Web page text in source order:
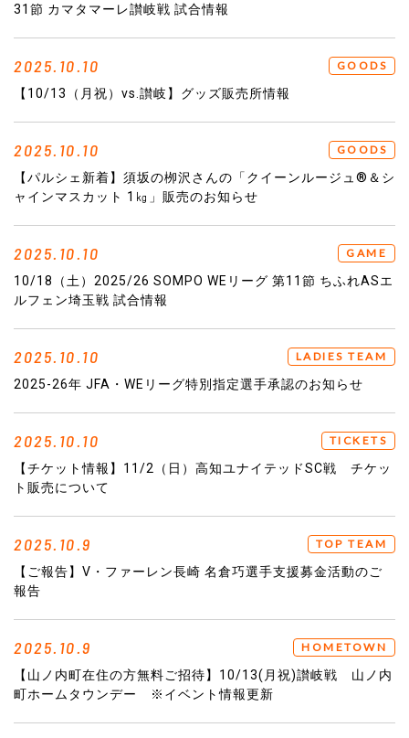
31節 カマタマーレ讃岐戦 試合情報
2025.10.10 GOODS
【10/13（月祝）vs.讃岐】グッズ販売所情報
2025.10.10 GOODS
【パルシェ新着】須坂の栁沢さんの「クイーンルージュ®＆シ
ャインマスカット 1㎏」販売のお知らせ
2025.10.10 GAME
10/18（土）2025/26 SOMPO WEリーグ 第11節 ちふれASエ
ルフェン埼玉戦 試合情報
2025.10.10 LADIES TEAM
2025-26年 JFA・WEリーグ特別指定選手承認のお知らせ
2025.10.10 TICKETS
【チケット情報】11/2（日）高知ユナイテッドSC戦 チケッ
ト販売について
2025.10.9 TOP TEAM
【ご報告】V・ファーレン長崎 名倉巧選手支援募金活動のご
報告
2025.10.9 HOMETOWN
【山ノ内町在住の方無料ご招待】10/13(月祝)讃岐戦 山ノ内
町ホームタウンデー ※イベント情報更新